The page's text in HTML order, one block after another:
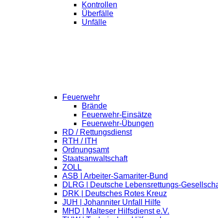
Kontrollen
Überfälle
Unfälle
Feuerwehr
Brände
Feuerwehr-Einsätze
Feuerwehr-Übungen
RD / Rettungsdienst
RTH / ITH
Ordnungsamt
Staatsanwaltschaft
ZOLL
ASB | Arbeiter-Samariter-Bund
DLRG | Deutsche Lebensrettungs-
DRK | Deutsches Rotes Kreuz
JUH | Johanniter Unfall Hilfe
MHD | Malteser Hilfsdienst e.V.